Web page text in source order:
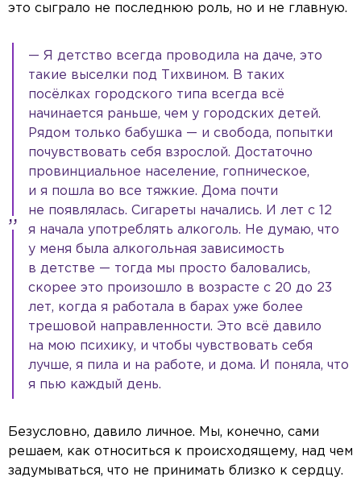
это сыграло не последнюю роль, но и не главную.
— Я детство всегда проводила на даче, это
такие выселки под Тихвином. В таких
посёлках городского типа всегда всё
начинается раньше, чем у городских детей.
Рядом только бабушка — и свобода, попытки
почувствовать себя взрослой. Достаточно
провинциальное население, гопническое,
и я пошла во все тяжкие. Дома почти
не появлялась. Сигареты начались. И лет с 12
я начала употреблять алкоголь. Не думаю, что
у меня была алкогольная зависимость
в детстве — тогда мы просто баловались,
скорее это произошло в возрасте с 20 до 23
лет, когда я работала в барах уже более
трешовой направленности. Это всё давило
на мою психику, и чтобы чувствовать себя
лучше, я пила и на работе, и дома. И поняла, что
я пью каждый день.
Безусловно, давило личное. Мы, конечно, сами
решаем, как относиться к происходящему, над чем
задумываться, что не принимать близко к сердцу.